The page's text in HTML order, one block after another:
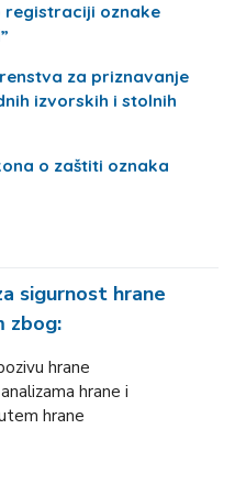
registraciji oznake
za priznavanje
izvorskih i stolnih
o zaštiti oznaka
sigurnost hrane
zbog:
hrane
hrane i
hrane